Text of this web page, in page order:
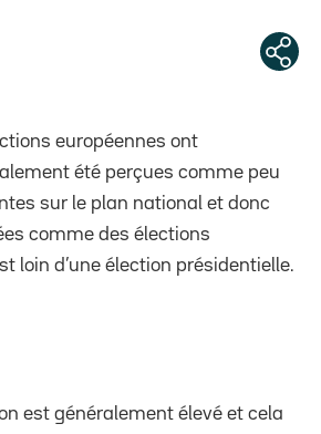
européennes ont
été perçues comme peu
sur le plan national et donc
comme des élections
loin d’une élection présidentielle.
est généralement élevé et cela